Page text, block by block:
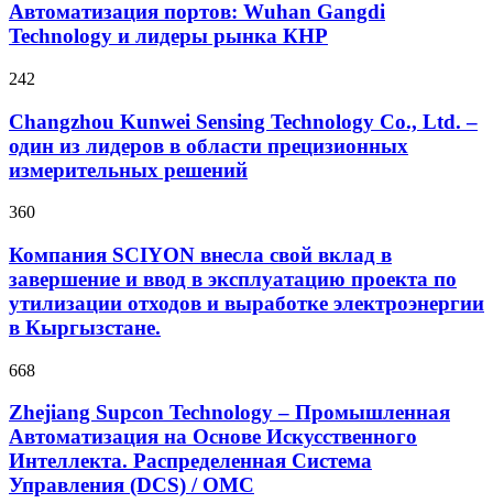
Автоматизация портов: Wuhan Gangdi
Technology и лидеры рынка КНР
242
Changzhou Kunwei Sensing Technology Co., Ltd. –
один из лидеров в области прецизионных
измерительных решений
360
Компания SCIYON внесла свой вклад в
завершение и ввод в эксплуатацию проекта по
утилизации отходов и выработке электроэнергии
в Кыргызстане.
668
Zhejiang Supcon Technology – Промышленная
Автоматизация на Основе Искусственного
Интеллекта. Распределенная Cистема
Управления (DCS) / OMC